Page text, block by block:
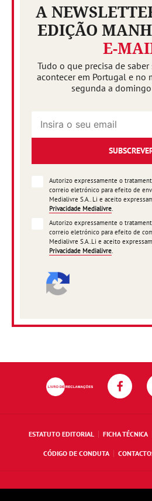
A
EDIÇÃO
E-
Tudo o que precisa de
acontecer em Portugal e no
segunda a
Autorizo expressamente o
correio eletrónico para efeito de
Medialivre S.A.. Li e aceito
Privacidade Medialivre
Autorizo expressamente o
correio eletrónico para efeito de
Medialivre S.A..Li e aceito
Privacidade Medialivre
ESTATUTO EDITORIAL FICHA TÉCNICA
CÓDIGO DE CONDUTA